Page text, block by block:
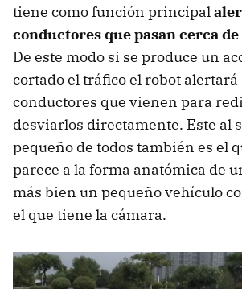
tiene como función principal
conductores que pasan cerca
De este modo si se produce un
cortado el tráfico el robot alertará
conductores que vienen para
desviarlos directamente. Este al
pequeño de todos también es el
parece a la forma anatómica de
más bien un pequeño vehículo
el que tiene la cámara.